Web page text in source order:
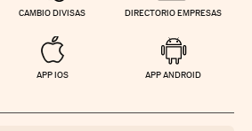
CAMBIO DIVISAS DIRECTORIO EMPRESAS
APP IOS APP ANDROID